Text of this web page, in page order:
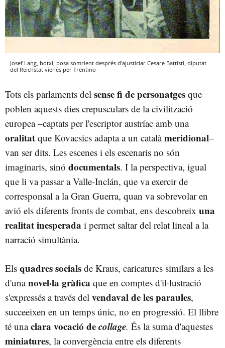
Josef Lang, botxí, posa somrient després d'ajusticiar Cesare Battisti, diputat
del Reichstat vienès per Trentino
Tots els parlaments del sense fi de personatges que
poblen aquests dies crepusculars de la civilització
europea –captats per l'escriptor austríac amb una
oralitat que Kovacsics adapta a un catalàmeridional–
van ser dits. Les escenes i els escenaris no són
imaginaris, sinó documentals. I la perspectiva, igual
que li va passar a Valle-Inclán, que va exercir de
corresponsal a la Gran Guerra, quan va sobrevolar en
avió els diferents fronts de combat, ens descobreix una
realitat inesperada i permet saltar del relat lineal a la
narració simultània.
Els quadres socials de Kraus, caricatures similars a les
d'unanovel·la gràfica que en comptes d'il·lustració
s'expressés a través del vendaval de les paraules,
succeeixen en un temps únic, no en progressió. El llibre
té unaclara vocació decollage. És la suma d'aquestes
miniatures, la convergència entre els diferents